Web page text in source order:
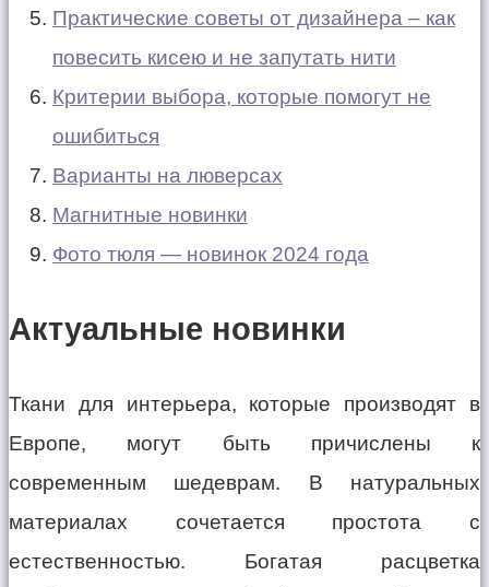
Практические советы от дизайнера – как
повесить кисею и не запутать нити
Критерии выбора, которые помогут не
ошибиться
Варианты на люверсах
Магнитные новинки
Фото тюля — новинок 2024 года
Актуальные новинки
Ткани для интерьера, которые производят в
Европе, могут быть причислены к
современным шедеврам. В натуральных
материалах сочетается простота с
естественностью. Богатая расцветка